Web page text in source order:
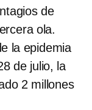
de
ola.
la epidemia
de julio, la
2 millones